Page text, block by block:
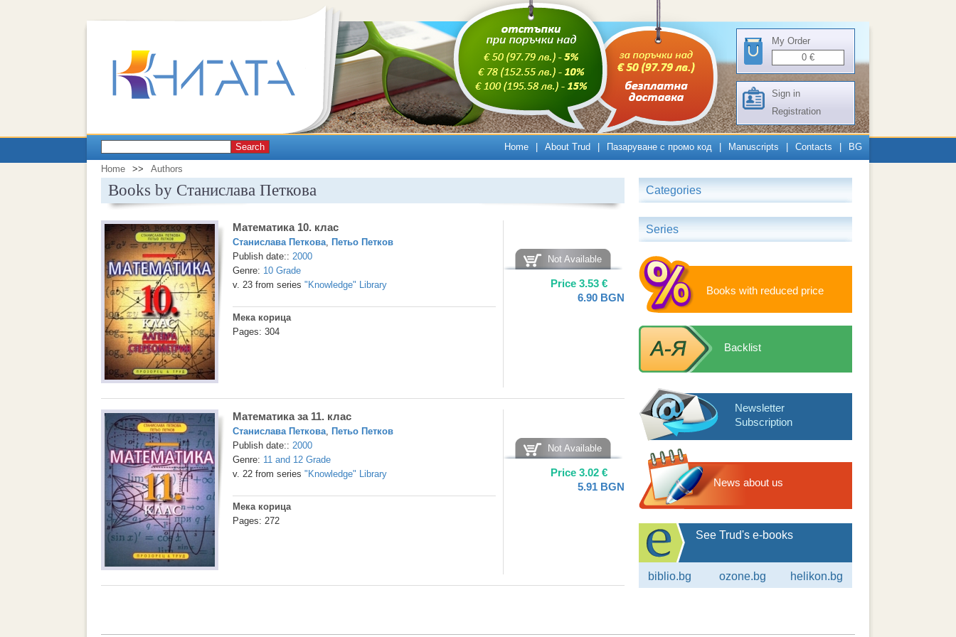
My Order
0 €
Sign in
Registration
Search Home About Trud Пазаруване с промо код Manuscripts Contacts BG
Home >> Authors
Books by Станислава Петкова
Математика 10. клас
Станислава Петкова, Петьо Петков
Publish date:: 2000
Genre: 10 Grade
v. 23 from series "Knowledge" Library
Мека корица
Pages: 304
Not Available
Price 3.53 €
6.90 BGN
Математика за 11. клас
Станислава Петкова, Петьо Петков
Publish date:: 2000
Genre: 11 and 12 Grade
v. 22 from series "Knowledge" Library
Мека корица
Pages: 272
Not Available
Price 3.02 €
5.91 BGN
Categories
Series
Books with reduced price
Backlist
Newsletter
Subscription
News about us
See Trud's e-books
biblio.bg ozone.bg helikon.bg